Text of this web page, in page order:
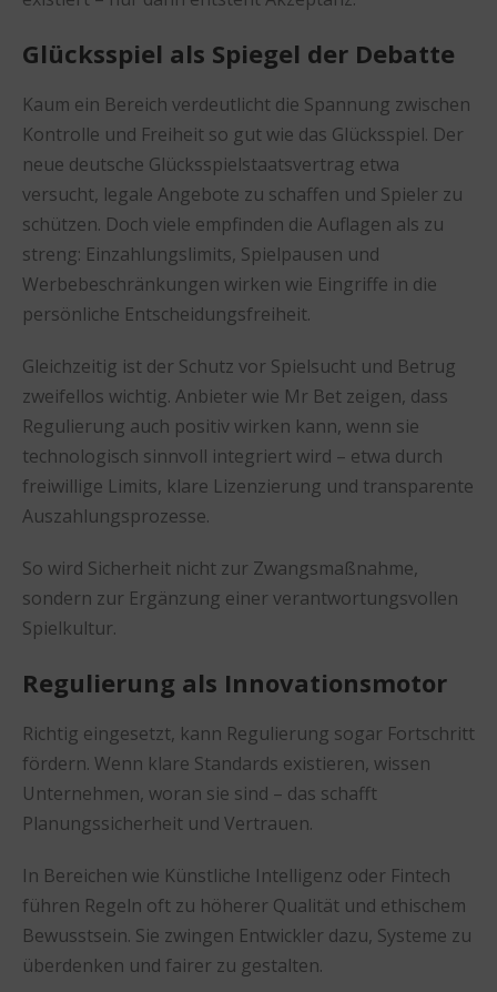
Glücksspiel als Spiegel der Debatte
Kaum ein Bereich verdeutlicht die Spannung zwischen
Kontrolle und Freiheit so gut wie das Glücksspiel. Der
neue deutsche Glücksspielstaatsvertrag etwa
versucht, legale Angebote zu schaffen und Spieler zu
schützen. Doch viele empfinden die Auflagen als zu
streng: Einzahlungslimits, Spielpausen und
Werbebeschränkungen wirken wie Eingriffe in die
persönliche Entscheidungsfreiheit.
Gleichzeitig ist der Schutz vor Spielsucht und Betrug
zweifellos wichtig. Anbieter wie Mr Bet zeigen, dass
Regulierung auch positiv wirken kann, wenn sie
technologisch sinnvoll integriert wird – etwa durch
freiwillige Limits, klare Lizenzierung und transparente
Auszahlungsprozesse.
So wird Sicherheit nicht zur Zwangsmaßnahme,
sondern zur Ergänzung einer verantwortungsvollen
Spielkultur.
Regulierung als Innovationsmotor
Richtig eingesetzt, kann Regulierung sogar Fortschritt
fördern. Wenn klare Standards existieren, wissen
Unternehmen, woran sie sind – das schafft
Planungssicherheit und Vertrauen.
In Bereichen wie Künstliche Intelligenz oder Fintech
führen Regeln oft zu höherer Qualität und ethischem
Bewusstsein. Sie zwingen Entwickler dazu, Systeme zu
überdenken und fairer zu gestalten.